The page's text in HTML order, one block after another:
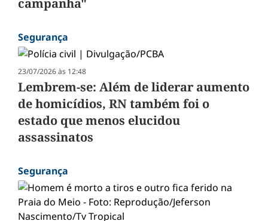
campanha"
Segurança
23/07/2026 às 12:48
Lembrem-se: Além de liderar aumento
de homicídios, RN também foi o
estado que menos elucidou
assassinatos
Segurança